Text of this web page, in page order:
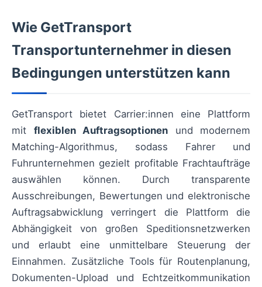
Wie GetTransport
Transportunternehmer in diesen
Bedingungen unterstützen kann
GetTransport bietet Carrier:innen eine Plattform
mit flexiblen Auftragsoptionen und modernem
Matching-Algorithmus, sodass Fahrer und
Fuhrunternehmen gezielt profitable Frachtaufträge
auswählen können. Durch transparente
Ausschreibungen, Bewertungen und elektronische
Auftragsabwicklung verringert die Plattform die
Abhängigkeit von großen Speditionsnetzwerken
und erlaubt eine unmittelbare Steuerung der
Einnahmen. Zusätzliche Tools für Routenplanung,
Dokumenten-Upload und Echtzeitkommunikation